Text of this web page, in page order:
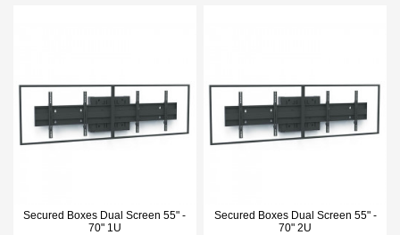
Secured Boxes Dual Screen 55" -
70" 1U
Secured Boxes Dual Screen 55" -
70" 2U